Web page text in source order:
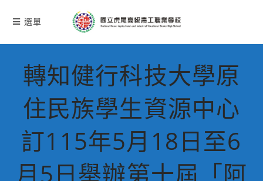
選單
轉知健行科技大學原
住民族學生資源中心
訂115年5月18日至6
月5日舉辦第十屆「阿